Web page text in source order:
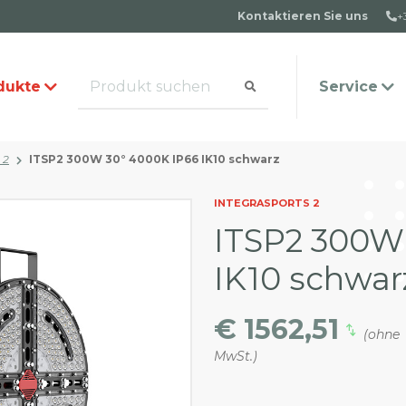
Kontaktieren Sie uns
Service
Häufige Fragen
Kontakt
2 ITSP2 300W 30° 4000K IP66 IK10 schwarz
INTEGRASPORTS 2
ITSP2
IK10
€ 1562,51
(ohne
MwSt.)